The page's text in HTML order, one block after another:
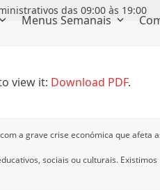
das 09:00 às 19:00
Menus Semanais
view it: Download PDF.
a grave crise económica que afeta
sociais ou culturais. Existimos